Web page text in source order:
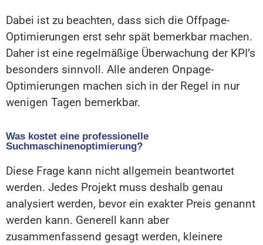
Dabei ist zu beachten, dass sich die Offpage-
Optimierungen erst sehr spät bemerkbar machen.
Daher ist eine regelmäßige Überwachung der KPI’s
besonders sinnvoll. Alle anderen Onpage-
Optimierungen machen sich in der Regel in nur
wenigen Tagen bemerkbar.
Was kostet eine professionelle
Suchmaschinenoptimierung?
Diese Frage kann nicht allgemein beantwortet
werden. Jedes Projekt muss deshalb genau
analysiert werden, bevor ein exakter Preis genannt
werden kann. Generell kann aber
zusammenfassend gesagt werden, kleinere